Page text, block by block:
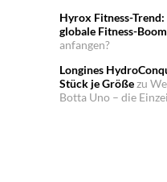
Hyrox Fitness-
globale Fitness-Boom
anfangen?
Longines
Stück je Größezu
Botta Uno – die